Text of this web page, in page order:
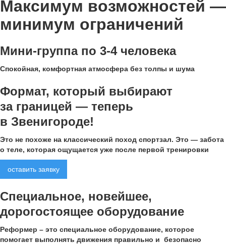
Максимум возможностей —
минимум ограничений
Мини-группа по 3-4 человека
Спокойная, комфортная атмосфера без толпы и шума
Формат, который выбирают
за границей — теперь
в Звенигороде!
Это не похоже на классический поход спортзал. Это — забота
о теле, которая ощущается уже после первой тренировки
оставить заявку
Специальное, новейшее,
дорогостоящее оборудование
Реформер – это специальное оборудование, которое
помогает выполнять движения правильно и безопасно